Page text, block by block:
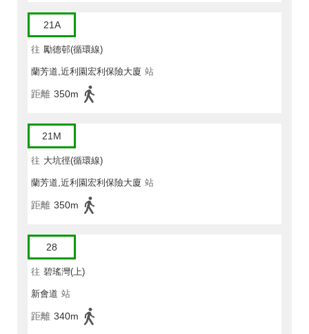
21A
往 勵德邨(循環線)
蘭芳道,近利園宏利保險大廈 站
距離 350m
21M
往 大坑徑(循環線)
蘭芳道,近利園宏利保險大廈 站
距離 350m
28
往 碧瑤灣(上)
新會道 站
距離 340m